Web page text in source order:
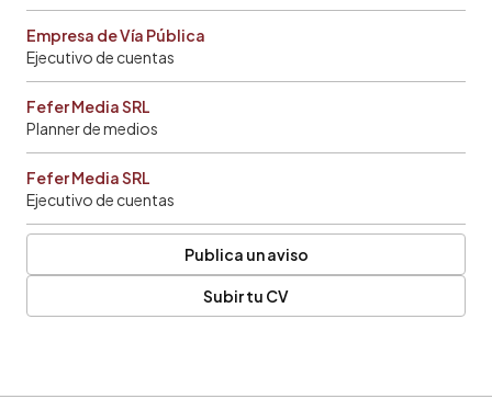
Empresa de Vía Pública
Ejecutivo de cuentas
Fefer Media SRL
Planner de medios
Fefer Media SRL
Ejecutivo de cuentas
Publica un aviso
Subir tu CV